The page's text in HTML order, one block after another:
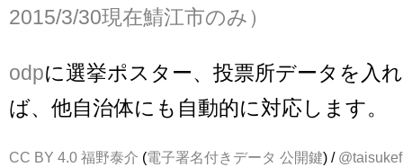
2015/3/30現在鯖江市のみ）
odpに選挙ポスター、投票所データを入
ば、他自治体にも自動的に対応します。
CC BY 4.0 福野泰介 (電子署名付きデータ 公開鍵) / @taisukef